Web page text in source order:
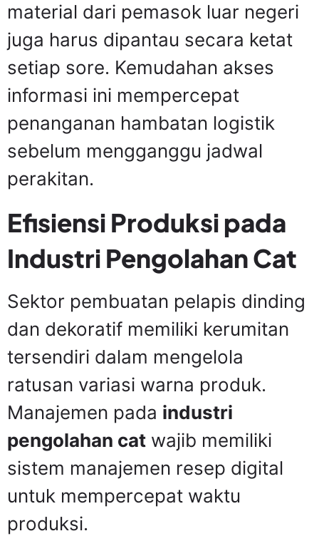
material dari pemasok luar negeri
juga harus dipantau secara ketat
setiap sore. Kemudahan akses
informasi ini mempercepat
penanganan hambatan logistik
sebelum mengganggu jadwal
perakitan.
Efisiensi Produksi pada
Industri Pengolahan Cat
Sektor pembuatan pelapis dinding
dan dekoratif memiliki kerumitan
tersendiri dalam mengelola
ratusan variasi warna produk.
Manajemen pada industri
pengolahan cat wajib memiliki
sistem manajemen resep digital
untuk mempercepat waktu
produksi.